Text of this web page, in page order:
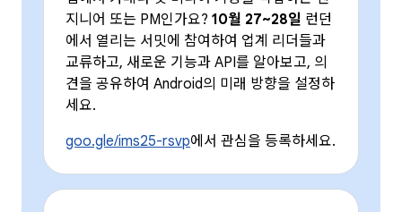
지니어 또는 PM인가요? 10월 27~28일 런던
에서 열리는 서밋에 참여하여 업계 리더들과
교류하고, 새로운 기능과 API를 알아보고, 의
견을 공유하여 Android의 미래 방향을 설정하
세요.
goo.gle/ims25-rsvp에서 관심을 등록하세요.